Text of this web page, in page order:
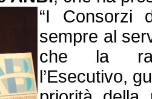
“I Consorzi
sempre al
che la
l’Esecutivo,